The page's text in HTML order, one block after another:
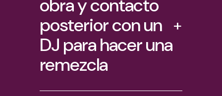
obra y contacto
posterior con un
DJ para hacer una
remezcla
+